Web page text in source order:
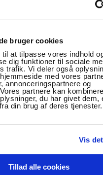
bruger cookies
at tilpasse vores indhold
dig funktioner til sociale
trafik. Vi deler også
med vores
annonceringspartnere og
partnere kan
du har givet dem,
din brug af deres tjenester.
Vis
Tillad alle cookies
12.00-14.00
tændt sauna, spabad eller
er tiltænkt de kunder,
svømmetræne.